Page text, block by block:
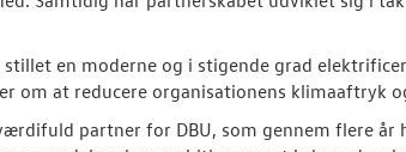
en moderne og i stigende grad
om at reducere organisationens klimaaftryk
partner for DBU, som gennem flere